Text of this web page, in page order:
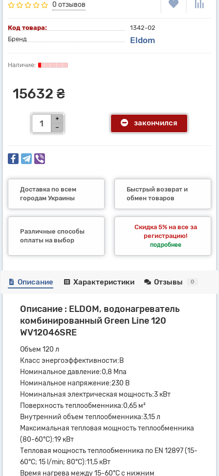
0 отзывов
Код товара:
1342-02
Бренд
Eldom
15632 ₴
закончился
Доставка по всем
городам Украины
Быстрый возврат и
обмен товаров
Различные способы
оплаты на выбор
Скидка 5% на все за
регистрацию!
подробнее
Описание Характеристики Отзывы 0
Описание : ELDOM, водонагреватель
комбинированный Green Line 120
WV12046SRE
Объем 120 л
Класс энергоэффективности:B
Номинальное давление:0,8 Мпа
Номинальное напряжение:230 В
Номинальная электрическая мощность:3 кВт
Поверхность теплообменника:0,65 м²
Внутренний объем теплообменника:3,15 л
Максимальная тепловая мощность теплообменника
(80-60°C):19 кВт
Тепловая мощность теплообменника по EN 12897 (15-
60°C; 15 l/min; 80°C):11,5 кВт
Время нагрева между 15-60°C с нижним